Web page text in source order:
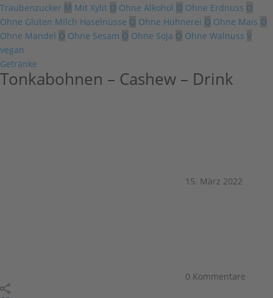
Traubenzucker M Mit Xylit O Ohne Alkohol O Ohne Erdnuss O
Ohne Gluten Milch Haselnüsse O Ohne Hühnerei O Ohne Mais O
Ohne Mandel O Ohne Sesam O Ohne Soja O Ohne Walnuss V
vegan
Getränke
Tonkabohnen – Cashew – Drink
15. März 2022
0 Kommentare